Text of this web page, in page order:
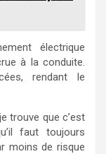
électrique
à la conduite.
rendant le
trouve que c’est
faut toujours
moins de risque